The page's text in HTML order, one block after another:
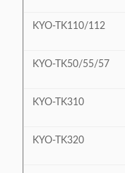
KYO-TK110/112
KYO-TK50/55/57
KYO-TK310
KYO-TK320